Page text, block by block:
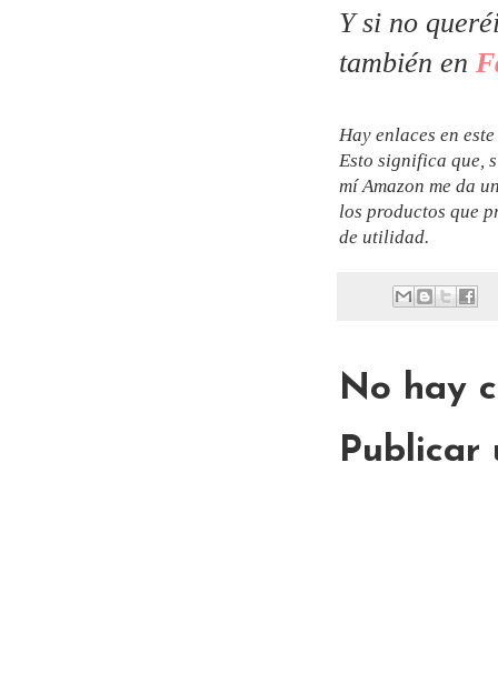
Y si no
también en
Hay enlaces en
Esto significa que,
mí Amazon me da
los productos que
de utilidad.
No hay
Publicar